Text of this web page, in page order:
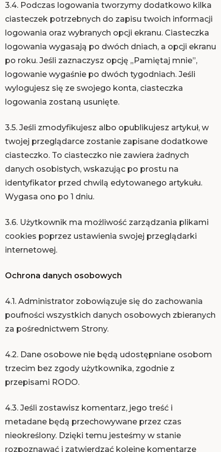
3.4. Podczas logowania tworzymy dodatkowo kilka
ciasteczek potrzebnych do zapisu twoich informacji
logowania oraz wybranych opcji ekranu. Ciasteczka
logowania wygasają po dwóch dniach, a opcji ekranu
po roku. Jeśli zaznaczysz opcję „Pamiętaj mnie”,
logowanie wygaśnie po dwóch tygodniach. Jeśli
wylogujesz się ze swojego konta, ciasteczka
logowania zostaną usunięte.
3.5. Jeśli zmodyfikujesz albo opublikujesz artykuł, w
twojej przeglądarce zostanie zapisane dodatkowe
ciasteczko. To ciasteczko nie zawiera żadnych
danych osobistych, wskazując po prostu na
identyfikator przed chwilą edytowanego artykułu.
Wygasa ono po 1 dniu.
3.6. Użytkownik ma możliwość zarządzania plikami
cookies poprzez ustawienia swojej przeglądarki
internetowej.
Ochrona danych osobowych
4.1. Administrator zobowiązuje się do zachowania
poufności wszystkich danych osobowych zbieranych
za pośrednictwem Strony.
4.2. Dane osobowe nie będą udostępniane osobom
trzecim bez zgody użytkownika, zgodnie z
przepisami RODO.
4.3. Jeśli zostawisz komentarz, jego treść i
metadane będą przechowywane przez czas
nieokreślony. Dzięki temu jesteśmy w stanie
rozpoznawać i zatwierdzać kolejne komentarze